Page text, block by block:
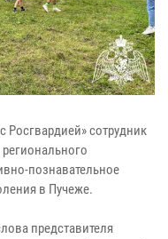
Росгвардией» сотрудник
познавательное
в Пучеже.
представителя